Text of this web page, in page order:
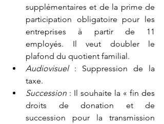
supplémentaires et de la prime de
participation obligatoire pour les
entreprises à partir de 11
employés. Il veut doubler le
plafond du quotient familial.
Audiovisuel : Suppression de la
taxe.
Succession : Il souhaite la « fin des
droits de donation et de
succession pour la transmission